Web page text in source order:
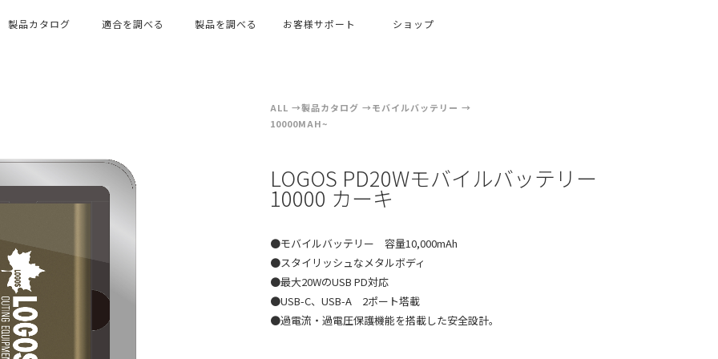
製品カタログ 適合を調べる 製品を調べる お客様サポート ショップ
ALL 製品カタログ
モバイルバッテリー
10000MAH~
LOGOS PD20Wモバイルバッテリー
10000 カーキ
●モバイルバッテリー 容量10,000mAh
●スタイリッシュなメタルボディ
●最大20WのUSB PD対応
●USB-C、USB-A 2ポート塔載
●過電流・過電圧保護機能を搭載した安全設計。